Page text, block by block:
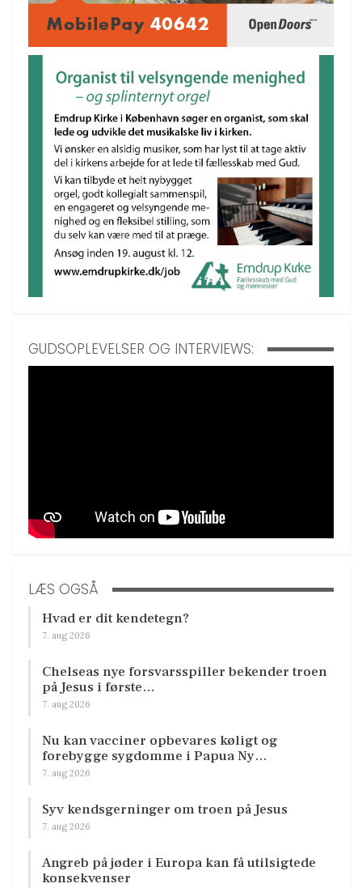
GUDSOPLEVELSER OG INTERVIEWS:
LÆS OGSÅ
Hvad er dit kendetegn?
7. aug 2026
Chelseas nye forsvarsspiller bekender troen
på Jesus i første…
7. aug 2026
Nu kan vacciner opbevares køligt og
forebygge sygdomme i Papua Ny…
7. aug 2026
Syv kendsgerninger om troen på Jesus
7. aug 2026
Angreb på jøder i Europa kan få utilsigtede
konsekvenser